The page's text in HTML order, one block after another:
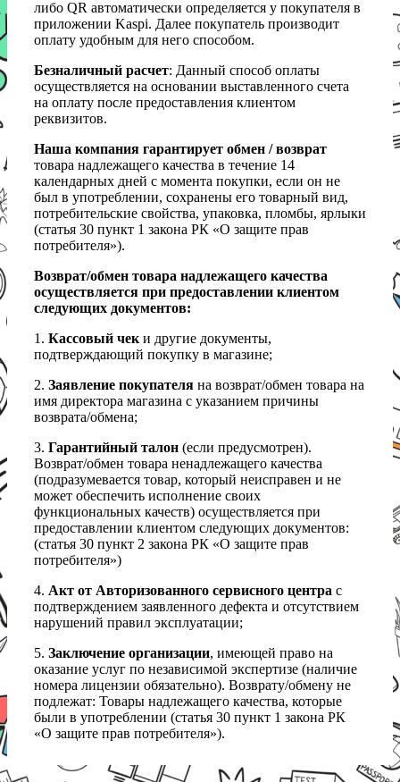
либо QR автоматически определяется у покупателя в
приложении Kaspi. Далее покупатель производит
оплату удобным для него способом.
Безналичный расчет: Данный способ оплаты
осуществляется на основании выставленного счета
на оплату после предоставления клиентом
реквизитов.
Наша компания гарантирует обмен / возврат
товара надлежащего качества в течение 14
календарных дней с момента покупки, если он не
был в употреблении, сохранены его товарный вид,
потребительские свойства, упаковка, пломбы, ярлыки
(статья 30 пункт 1 закона РК «О защите прав
потребителя»).
Возврат/обмен товара надлежащего качества
осуществляется при предоставлении клиентом
следующих документов:
1. Кассовый чеки другие документы,
подтверждающий покупку в магазине;
2. Заявление покупателя на возврат/обмен товара на
имя директора магазина с указанием причины
возврата/обмена;
3. Гарантийный талон (если предусмотрен).
Возврат/обмен товара ненадлежащего качества
(подразумевается товар, который неисправен и не
может обеспечить исполнение своих
функциональных качеств) осуществляется при
предоставлении клиентом следующих документов:
(статья 30 пункт 2 закона РК «О защите прав
потребителя»)
4. Акт от Авторизованного сервисного центра с
подтверждением заявленного дефекта и отсутствием
нарушений правил эксплуатации;
5. Заключение организации, имеющей право на
оказание услуг по независимой экспертизе (наличие
номера лицензии обязательно). Возврату/обмену не
подлежат: Товары надлежащего качества, которые
были в употреблении (статья 30 пункт 1 закона РК
«О защите прав потребителя»).